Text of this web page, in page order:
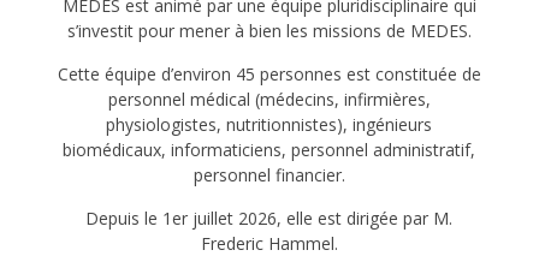
MEDES est animé par une équipe pluridisciplinaire qui
s’investit pour mener à bien les missions de MEDES.
Cette équipe d’environ 45 personnes est constituée de
personnel médical (médecins, infirmières,
physiologistes, nutritionnistes), ingénieurs
biomédicaux,informaticiens, personnel administratif,
personnel financier.
Depuis le 1er juillet 2026, elle est dirigée par M.
Frederic Hammel.